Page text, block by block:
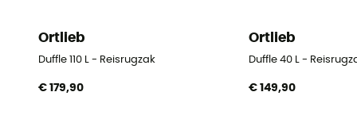
Ortlieb
Duffle 110 L - Reisrugzak
€ 179,90
Ortlieb
Duffle 40 L -
€ 149,90